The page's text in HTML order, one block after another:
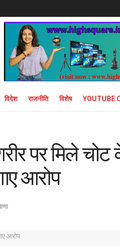
विदेश राजनीति विशेष YOUTUBE
पर मिले
आरोप